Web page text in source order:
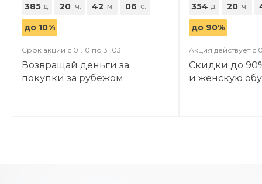
385 д. 20 ч. 42 м. 05 с.
до 10%
Срок акции с 01.10 по 31.03
Возвращай деньги за
покупки за рубежом
354 д. 20 ч.
до 90%
Акция действует с
Скидки до
и женскую